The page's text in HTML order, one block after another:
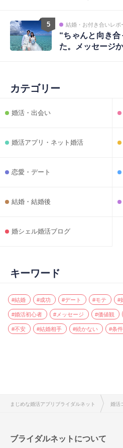
5 結婚・お付き合いレポ
“ちゃんと向き合
た。メッセージ
カテゴリー
婚活・出会い
婚活アプリ・ネット婚活
恋愛・デート
結婚・結婚後
婚シェル婚活ブログ
キーワード
#結婚 #成功 #デート #モテ #
#婚活初心者 #メッセージ #価値観
#不安 #結婚相手 #続かない #条件
まじめな婚活アプリブライダルネット 婚活
ブライダルネットについて